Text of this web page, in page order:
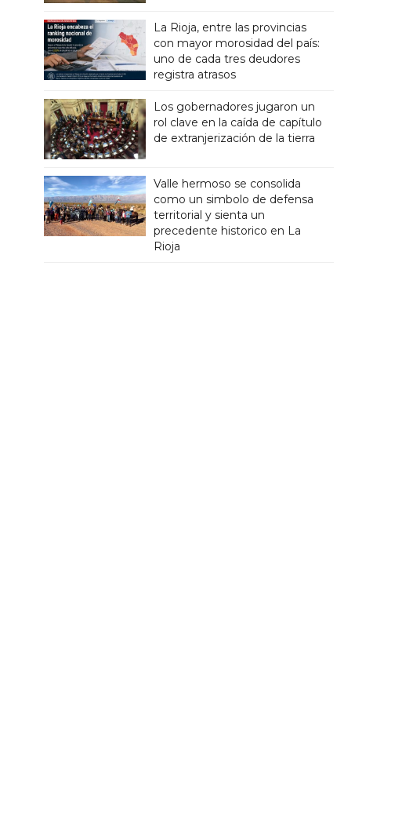
La Rioja, entre las provincias
con mayor morosidad del país:
uno de cada tres deudores
registra atrasos
Los gobernadores jugaron un
rol clave en la caída de capítulo
de extranjerización de la tierra
Valle hermoso se consolida
como un simbolo de defensa
territorial y sienta un
precedente historico en La
Rioja